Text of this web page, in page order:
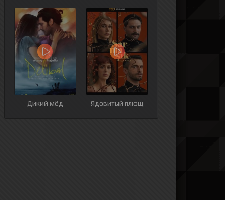
Дикий мёд Ядовитый плющ
9 серия 10 серия 11 серия